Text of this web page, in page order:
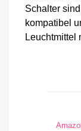
Schalter
kompatibel
Leuchtmittel